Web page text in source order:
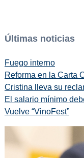
Últimas noticias
Fuego interno
Reforma en la Carta
Cristina lleva su
El salario mínimo
Vuelve “VinoFest”